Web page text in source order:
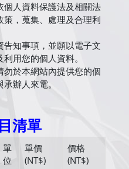
人資料保護法及相關法
，蒐集、處理及合理利
知事項，並願以電子文
用您的個人資料。
於本網站內提供您的個
辦人來電。
清單
單
位
單價
(NT$)
價格
(NT$)